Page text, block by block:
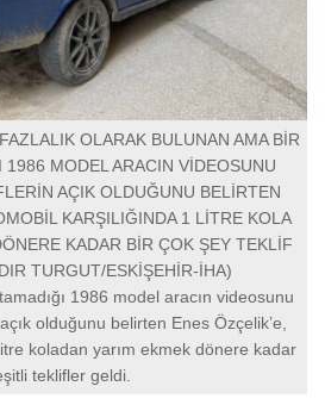
OLARAK BULUNAN AMA BİR
1986 MODEL ARACIN VİDEOSUNU
AÇIK OLDUĞUNU BELİRTEN
KARŞILIĞINDA 1 LİTRE KOLA
KADAR BİR ÇOK ŞEY TEKLİF
TURGUT/ESKİŞEHİR-İHA)
1986 model aracın videosunu
olduğunu belirten Enes Özçelik’e,
koladan yarım ekmek dönere kadar
teklifler geldi.